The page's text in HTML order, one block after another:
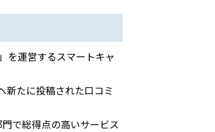
を運営するスマートキャ
新たに投稿された口コミ
で総得点の高いサービス